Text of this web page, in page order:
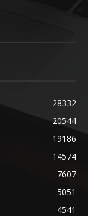
28332
20544
19186
14574
7607
5051
4541